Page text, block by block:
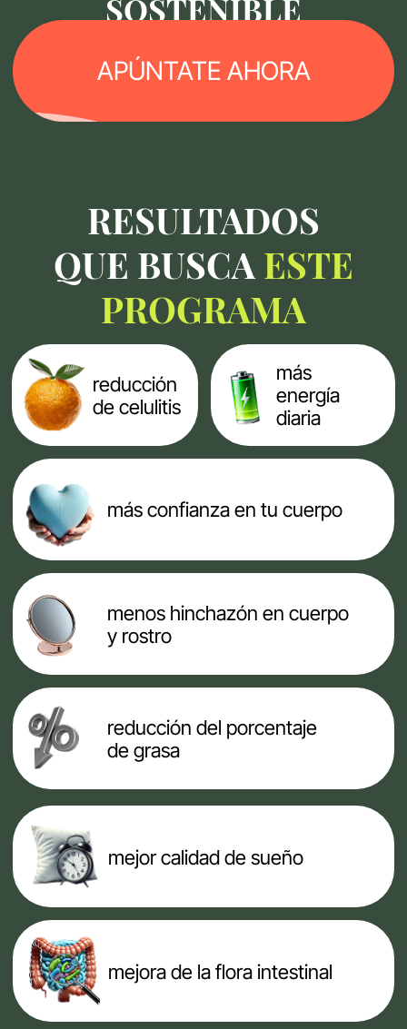
03
04
02
Semana 1.
Entender tu metabolismo
Romper el ciclo dieta-
rebote y comprender
cómo influyen las
la energía en tu cuerpo
Semana 2.
Construir la base
de tu alimentación
platos, organizar tu compra
y crear una alimentación
que funcione en tu vida real
Semana 3.
Claves que
realmente ayudan
Herramientas nutricionales
como Ozempic y sus límites
Semana 4.
Estabilizar la glucosa,
comprender los antojos y
consolidar un sistema de
alimentación sostenible
en el tiempo
DURANTEEL
MARATÓN TENDRÁS